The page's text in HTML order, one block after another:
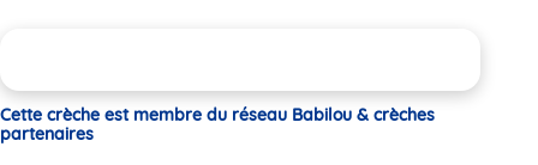
Cette crèche est membre du réseau Babilou & crèches
partenaires